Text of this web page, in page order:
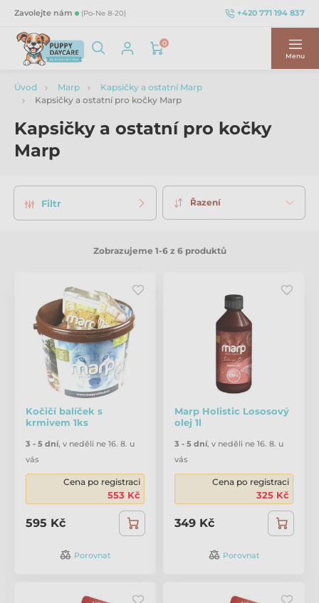
Zavolejte nám (Po-Ne 8-20) +420 771 194 837
0
Menu
Úvod Marp
Kapsičky a ostatní Marp
Kapsičky a ostatní pro kočky Marp
Kapsičky a ostatní pro kočky
Marp
Filtr Řazení
Zobrazujeme 1-6 z 6 produktů
Kočičí balíček s
krmivem 1ks
3 - 5 dní, v neděli ne 16. 8. u
vás
Cena po registraci
553 Kč
595 Kč
Porovnat
Marp Holistic Lososový
olej 1l
3 - 5 dní, v neděli ne 16. 8. u
vás
Cena po registraci
325 Kč
349 Kč
Porovnat